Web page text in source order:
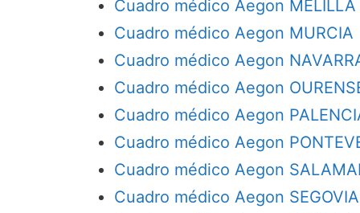
Cuadro médico Aegon MELILLA
Cuadro médico Aegon MURCIA
Cuadro médico Aegon
Cuadro médico Aegon
Cuadro médico Aegon
Cuadro médico Aegon
Cuadro médico Aegon
Cuadro médico Aegon SEGOVIA